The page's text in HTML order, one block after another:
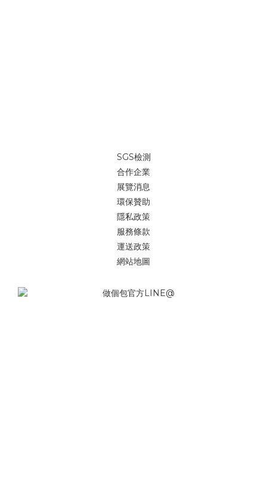
SGS檢測
合作企業
展覽消息
環保贊助
隱私政策
服務條款
運送政策
網站地圖